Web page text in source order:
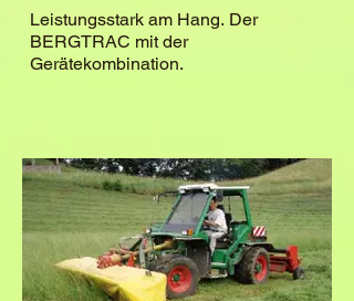
Leistungsstark am Hang. Der
BERGTRAC mit der
Gerätekombination.